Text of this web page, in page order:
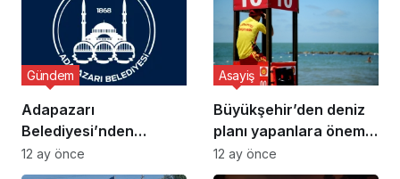
Adapazarı
Belediyesi’nden
Dolandırıcılık Uyarısı
Gündem
12 ay önce
Büyükşehir’den deniz
planı yapanlara önemli
uyarı
Asayiş
12 ay önce